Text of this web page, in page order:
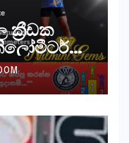
ක්‍රීඩක